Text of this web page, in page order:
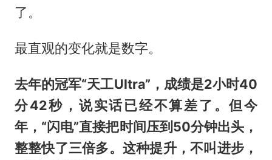
了。
最直观的变化就是数字。
去年的冠军“天工Ultra”，成绩是2小时40
分42秒，说实话已经不算差了。但今
年，“闪电”直接把时间压到50分钟出头，
整整快了三倍多。这种提升，不叫进步，